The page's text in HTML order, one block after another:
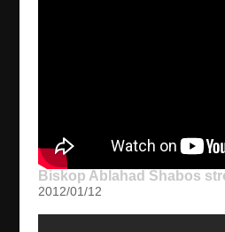
Biskop Ablahad Shabos
2012/01/12